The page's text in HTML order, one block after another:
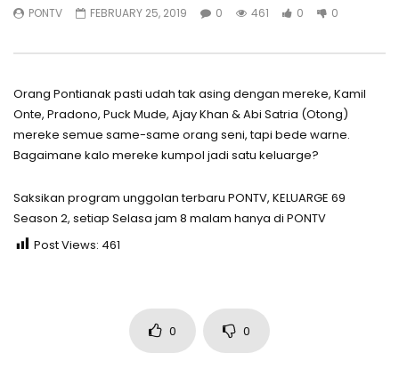
PONTV FEBRUARY 25, 2019 0 461 0 0
Orang Pontianak pasti udah tak asing dengan mereke, Kamil
Onte, Pradono, Puck Mude, Ajay Khan & Abi Satria (Otong)
mereke semue same-same orang seni, tapi bede warne.
Bagaimane kalo mereke kumpol jadi satu keluarge?
Saksikan program unggolan terbaru PONTV, KELUARGE 69
Season 2, setiap Selasa jam 8 malam hanya di PONTV
Post Views: 461
0 0